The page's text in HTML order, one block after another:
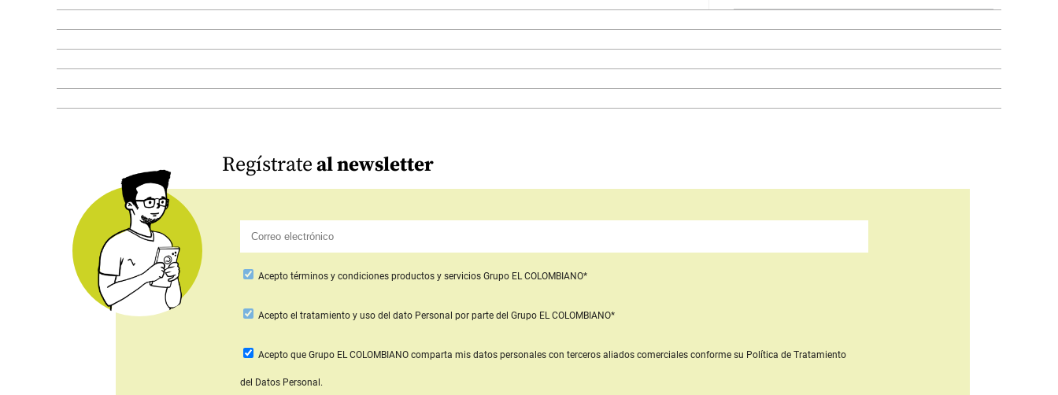
Regístrateal newsletter
Acepto términos y condiciones productos y servicios Grupo EL COLOMBIANO*
Aceptoel tratamiento y uso del dato Personal por parte del Grupo EL COLOMBIANO*
Acepto que Grupo EL COLOMBIANO comparta mis datos personales con terceros aliados comercialesconforme su Política de Tratamiento
del Datos Personal.